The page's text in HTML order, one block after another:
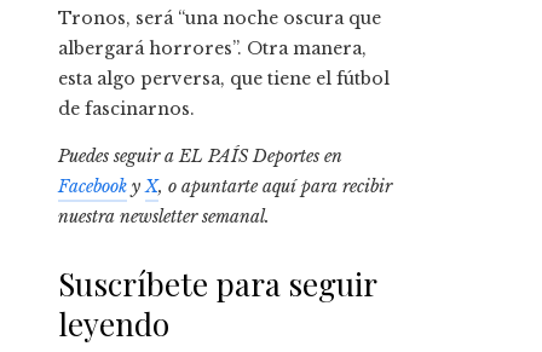
Tronos, será “una noche oscura que
albergará horrores”. Otra manera,
esta algo perversa, que tiene el fútbol
de fascinarnos.
Puedes seguir a EL PAÍS Deportes en
Facebook yX, o apuntarte aquí para recibir
nuestra newsletter semanal.
Suscríbete para seguir
leyendo